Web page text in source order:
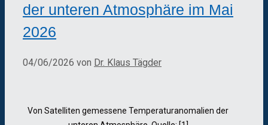
der unteren Atmosphäre im Mai
2026
04/06/2026 von Dr. Klaus Tägder
Von Satelliten gemessene Temperaturanomalien der